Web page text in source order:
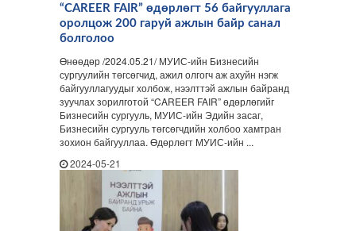
“CAREER FAIR” өдөрлөгт 56 байгууллага
оролцож 200 гаруй ажлын байр санал
болголоо
Өнөөдөр /2024.05.21/ МУИС-ийн Бизнесийн
сургуулийн төгсөгчид, ажил олгогч аж ахуйн нэгж
байгууллагуудыг холбож, нээлттэй ажлын байранд
зуучлах зорилготой “CAREER FAIR” өдөрлөгийг
Бизнесийн сургууль, МУИС-ийн Эдийн засаг,
Бизнесийн сургууль төгсөгчдийн холбоо хамтран
зохион байгууллаа. Өдөрлөгт МУИС-ийн ...
2024-05-21